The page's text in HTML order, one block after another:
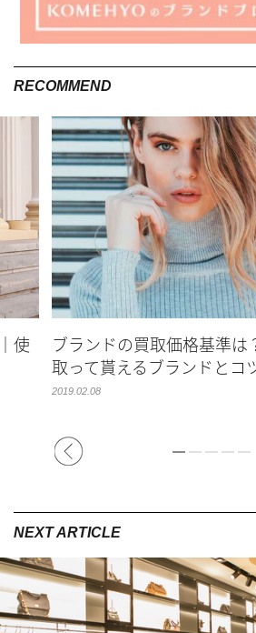
RECOMMEND
使
ブランドの買取価格基準は
取って貰えるブランドとコ
2019.02.08